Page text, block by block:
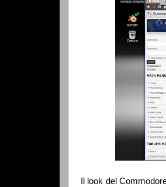
Il look del